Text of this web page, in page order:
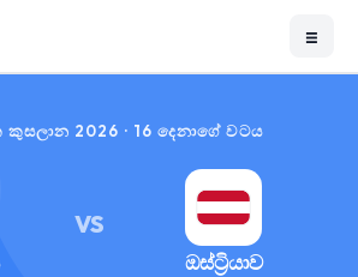
☰
2026 · 16 දෙනාගේ වටය
VS
ඔස්ට්‍රියාව